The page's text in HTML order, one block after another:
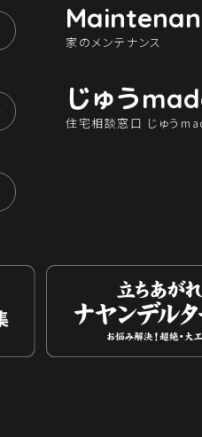
家のメンテナンス
じゅう
住宅相談窓口 じゅう